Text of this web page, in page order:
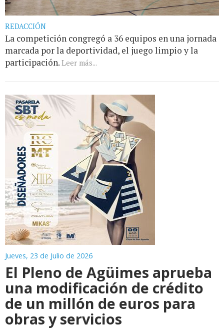
REDACCIÓN
La competición congregó a 36 equipos en una jornada
marcada por la deportividad, el juego limpio y la
participación. Leer más...
Jueves, 23 de Julio de 2026
El Pleno de Agüimes aprueba
una modificación de crédito
de un millón de euros para
obras y servicios